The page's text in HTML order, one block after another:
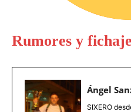
Rumores y
Ángel
SIXERO